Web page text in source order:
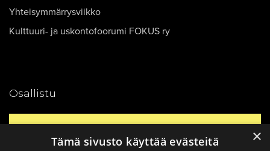
Yhteisymmärrysviikko
Kulttuuri- ja uskontofoorumi FOKUS ry
Osallistu
Yhteystiedot ×
Tämä sivusto käyttää evästeitä